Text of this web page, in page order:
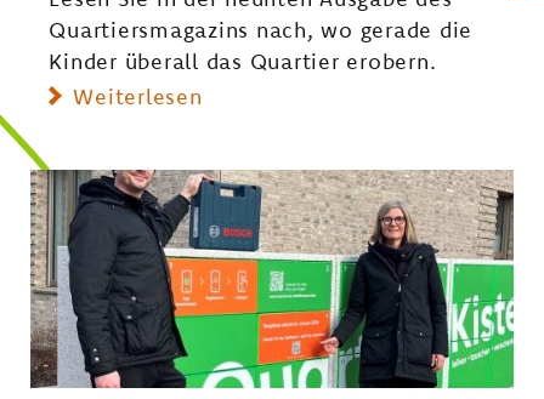
Quartiersmagazins nach, wo gerade die
Kinder überall das Quartier erobern.
Weiterlesen